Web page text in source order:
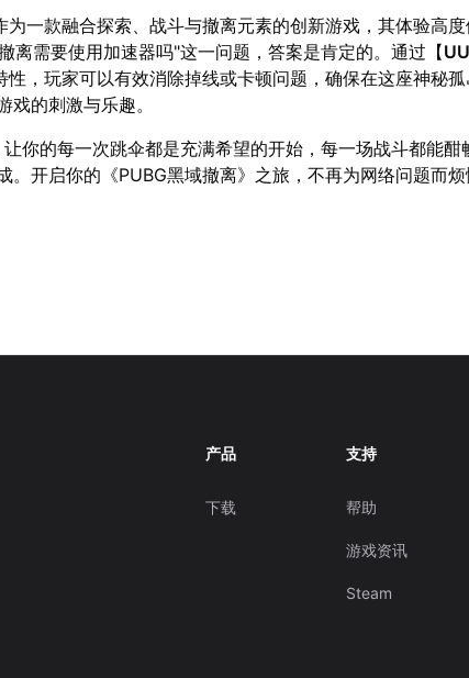
为一款融合探索、战斗与撤离元素的创新游戏，其体验高
离需要使用加速器吗"这一问题，答案是肯定的。通过【
性，玩家可以有效消除掉线或卡顿问题，确保在这座神秘
戏的刺激与乐趣。
让你的每一次跳伞都是充满希望的开始，每一场战斗都能酣
。开启你的《PUBG黑域撤离》之旅，不再为网络问题而
产品
下载
支持
帮助
游戏资讯
Steam